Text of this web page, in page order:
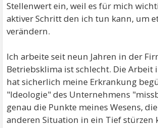
Stellenwert ein, weil es für mich
aktiver Schritt den ich tun kann, um
verändern.
Ich arbeite seit neun Jahren in der
Betriebsklima ist schlecht. Die Arbeit
hat sicherlich meine Erkrankung
"Ideologie" des Unternehmens
genau die Punkte meines Wesens,
anderen Situation in ein Tief stürzen